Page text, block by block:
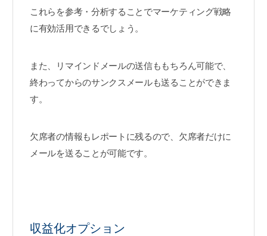
これらを参考・分析することでマーケティング戦略
に有効活用できるでしょう。
また、リマインドメールの送信ももちろん可能で、
終わってからのサンクスメールも送ることができま
す。
欠席者の情報もレポートに残るので、欠席者だけに
メールを送ることが可能です。
収益化オプション